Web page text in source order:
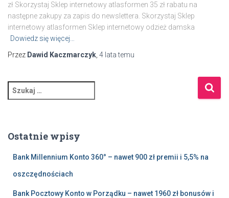
zł Skorzystaj Sklep internetowy atlasformen 35 zł rabatu na
następne zakupy za zapis do newslettera. Skorzystaj Sklep
internetowy atlasformen Sklep internetowy odzież damska
Dowiedz się więcej…
Przez Dawid Kaczmarczyk 4 latatemu
z
a
Ostatnie wpisy
Bank Millennium Konto 360° – nawet 900 zł premii i 5,5% na
oszczędnościach
Bank Pocztowy Konto w Porządku – nawet 1960 zł bonusów i